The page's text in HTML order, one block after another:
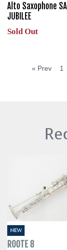
Alto Saxophone
JUBILEE
Sold Out
« Prev 1
NEW
ROOTE 8